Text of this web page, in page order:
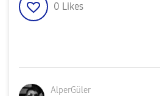
0 Likes
AlperGüler